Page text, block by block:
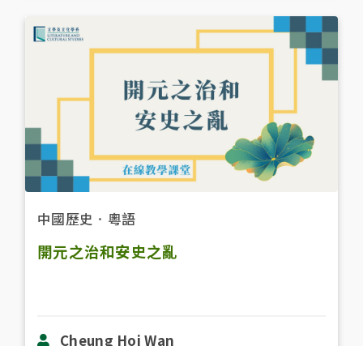
中國歷史 ． 粵語
開元之治和安史之亂
Cheung Hoi Wan